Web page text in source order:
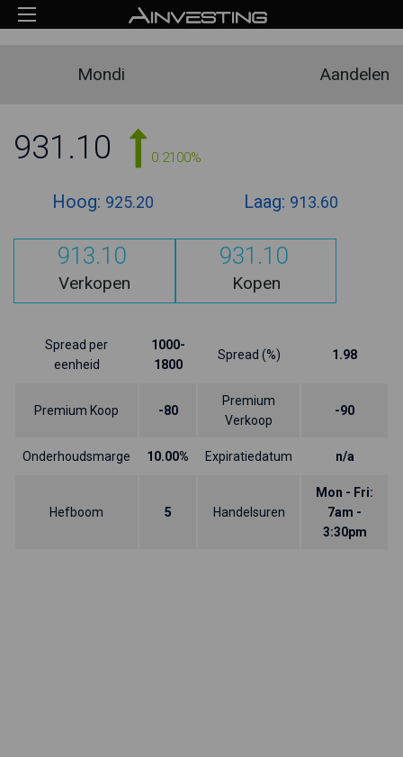
Mondi Aandelen
931.10 0.2100%
Hoog: 925.20 Laag: 913.60
913.10
Verkopen
931.10
Kopen
Spread per
eenheid
1000-
1800
Spread (%) 1.98
Premium Koop -80
Premium
Verkoop
-90
Onderhoudsmarge 10.00% Expiratiedatum n/a
Hefboom 5 Handelsuren
Mon - Fri:
7am -
3:30pm